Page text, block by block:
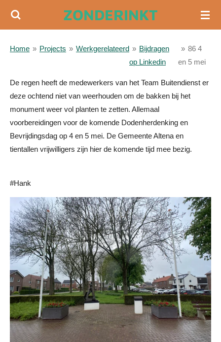
Ga
de
ZONDERINKT
Home » Projects » Werkgerelateerd » Bijdragen
op Linkedin
» 86 4
en 5 mei
De regen heeft de medewerkers van het Team Buitendienst er
deze ochtend niet van weerhouden om de bakken bij het
monument weer vol planten te zetten. Allemaal
voorbereidingen voor de komende Dodenherdenking en
Bevrijdingsdag op 4 en 5 mei. De Gemeente Altena en
tientallen vrijwilligers zijn hier de komende tijd mee bezig.
#Hank